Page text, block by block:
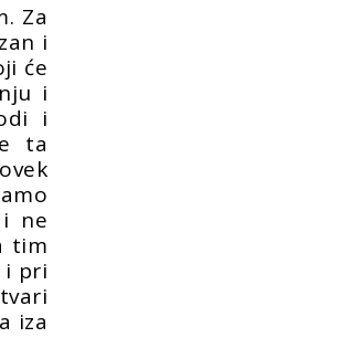
Za
i
će
i
i
ta
ne
tim
i pri
iza